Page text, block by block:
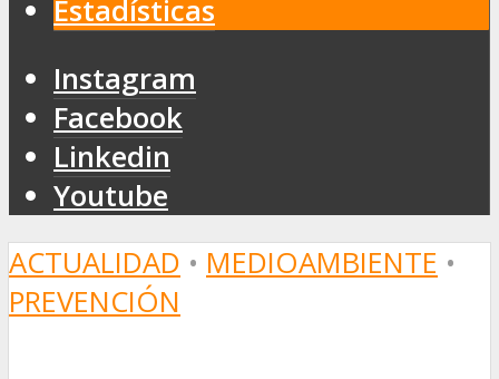
Estadísticas
Instagram
Facebook
Linkedin
Youtube
ACTUALIDAD • MEDIOAMBIENTE •
PREVENCIÓN